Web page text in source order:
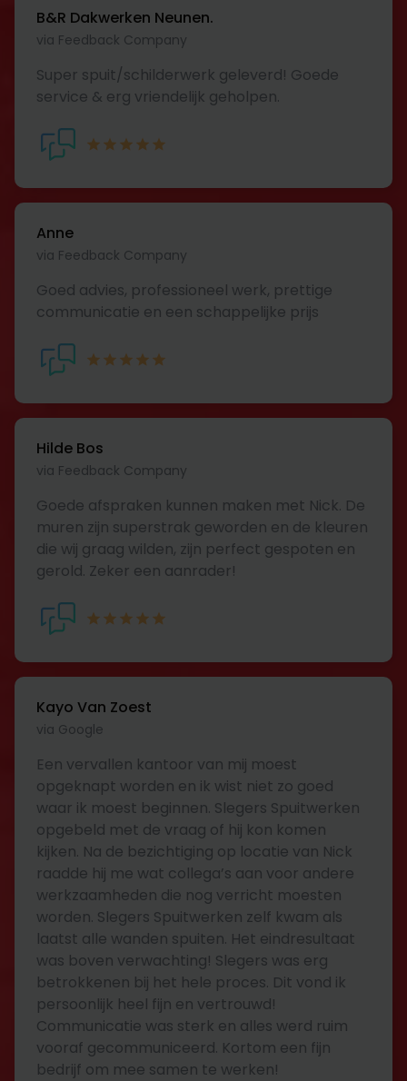
B&R Dakwerken Neunen.
via Feedback Company
Super spuit/schilderwerk geleverd! Goede
service & erg vriendelijk geholpen.
Anne
via Feedback Company
Goed advies, professioneel werk, prettige
communicatie en een schappelijke prijs
Hilde Bos
via Feedback Company
Goede afspraken kunnen maken met Nick. De
muren zijn superstrak geworden en de kleuren
die wij graag wilden, zijn perfect gespoten en
gerold. Zeker een aanrader!
Kayo Van Zoest
via Google
Een vervallen kantoor van mij moest
opgeknapt worden en ik wist niet zo goed
waar ik moest beginnen. Slegers Spuitwerken
opgebeld met de vraag of hij kon komen
kijken. Na de bezichtiging op locatie van Nick
raadde hij me wat collega’s aan voor andere
werkzaamheden die nog verricht moesten
worden. Slegers Spuitwerken zelf kwam als
laatst alle wanden spuiten. Het eindresultaat
was boven verwachting! Slegers was erg
betrokkenen bij het hele proces. Dit vond ik
persoonlijk heel fijn en vertrouwd!
Communicatie was sterk en alles werd ruim
vooraf gecommuniceerd. Kortom een fijn
bedrijf om mee samen te werken!